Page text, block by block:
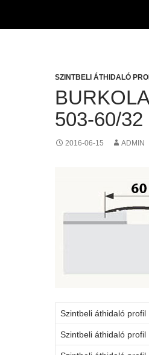
SZINTBELI ÁTHIDALÓ
503-60/32
2016-06-15 ADMIN
Szintbeli áthidaló profil
Szintbeli áthidaló profil